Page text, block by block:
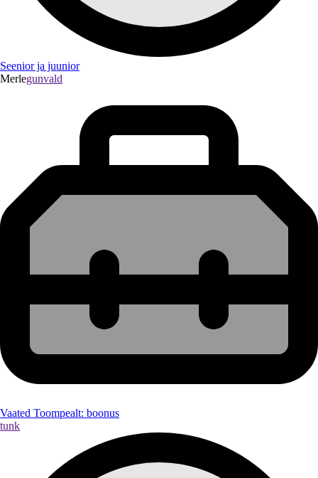
Seenior ja juunior
Merlegunvald
Vaated Toompealt: boonus
tunk